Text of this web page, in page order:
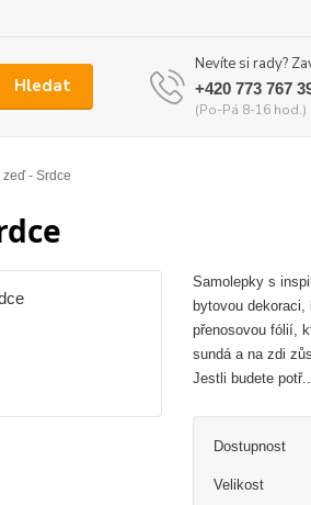
Hledat
Nevíte si rady?
+420 773 767
(Po-Pá 8-16 hod.)
- Srdce
Samolepky s
bytovou dekoraci,
přenosovou fólií,
sundá a na zdi
Jestli budete potř...
Dostupnost
Velikost